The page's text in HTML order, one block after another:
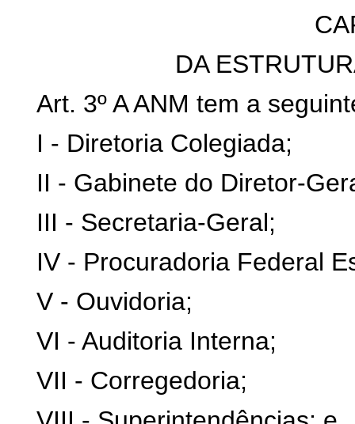
DA
Art. 3º A ANM tem a
I - Diretoria Colegiada;
II - Gabinete do Diretor-
III - Secretaria-Geral;
IV - Procuradoria Federal
V - Ouvidoria;
VI - Auditoria Interna;
VII - Corregedoria;